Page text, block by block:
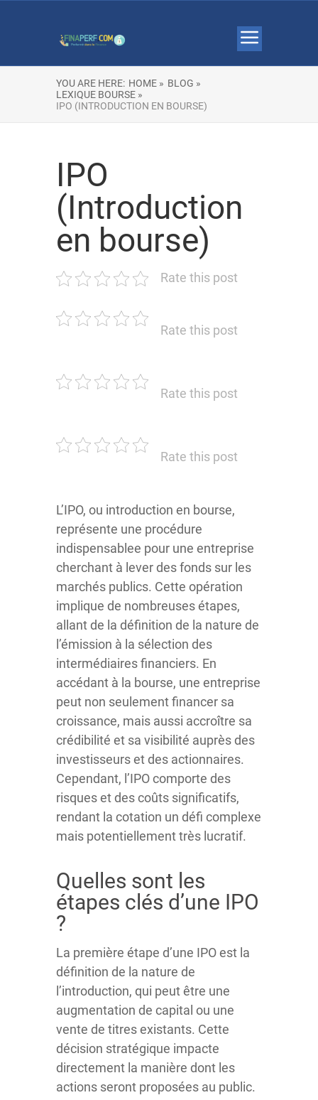
YOU ARE HERE: HOME » BLOG »
LEXIQUE BOURSE »
IPO (INTRODUCTION EN BOURSE)
IPO
(Introduction
en bourse)
Rate this post
Rate this post
Rate this post
Rate this post
L’IPO, ou introduction en bourse,
représente une procédure
indispensablee pour une entreprise
cherchant à lever des fonds sur les
marchés publics. Cette opération
implique de nombreuses étapes,
allant de la définition de la nature de
l’émission à la sélection des
intermédiaires financiers. En
accédant à la bourse, une entreprise
peut non seulement financer sa
croissance, mais aussi accroître sa
crédibilité et sa visibilité auprès des
investisseurs et des actionnaires.
Cependant, l’IPO comporte des
risques et des coûts significatifs,
rendant la cotation un défi complexe
mais potentiellement très lucratif.
Quelles sont les
étapes clés d’une IPO
?
La première étape d’une IPO est la
définition de la nature de
l’introduction, qui peut être une
augmentation de capital ou une
vente de titres existants. Cette
décision stratégique impacte
directement la manière dont les
actions seront proposées au public.